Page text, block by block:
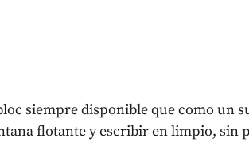
siempre disponible que como un
flotante y escribir en limpio, sin